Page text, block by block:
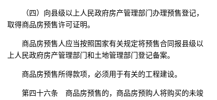
（四）向县级以上人民政府房产管理部门办理预售登记，
取得商品房预售许可证明。
商品房预售人应当按照国家有关规定将预售合同报县级以
上人民政府房产管理部门和土地管理部门登记备案。
商品房预售所得款项，必须用于有关的工程建设。
第四十六条 商品房预售的，商品房预购人将购买的未竣